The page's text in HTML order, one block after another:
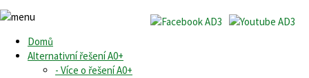
Domů
Alternativní řešení A0+
- Více o řešení A0+